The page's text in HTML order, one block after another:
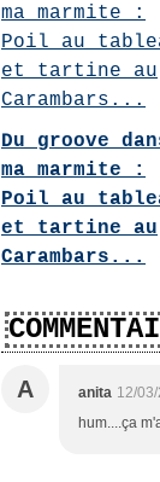
Du groove
ma marmite :
Poil au
et tartine au
Carambars...
A anita 12/
hum....ça